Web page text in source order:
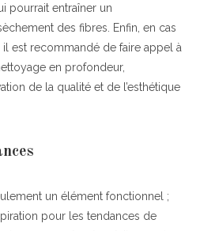
pourrait entraîner un
des fibres. Enfin, en cas
est recommandé de faire appel à
en profondeur,
de la qualité et de l’esthétique
un élément fonctionnel ;
pour les tendances de